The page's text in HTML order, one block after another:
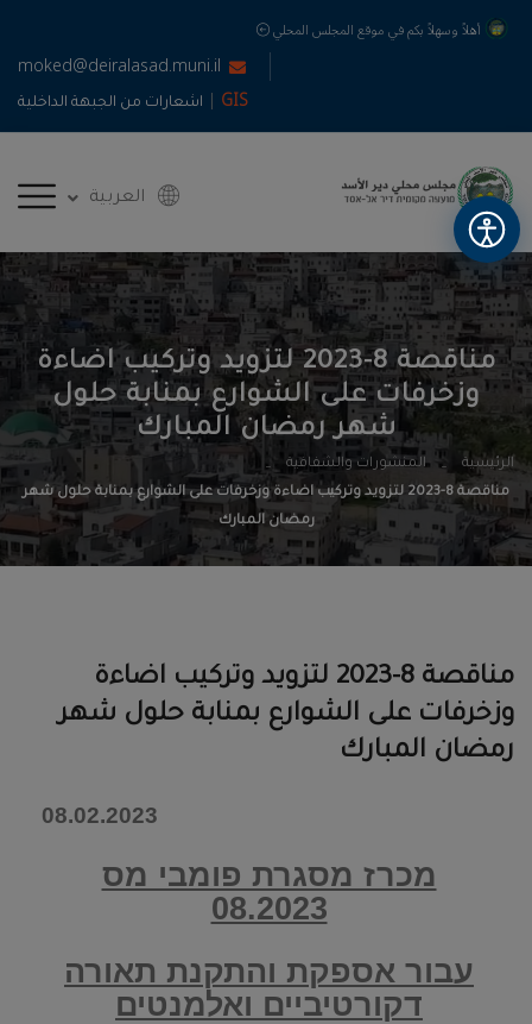
أهلاً وسهلاً بكم في موقع المجلس المحلي
moked@deiralasad.muni.il
GIS
| اشعارات من الجبهة الداخلية
العربية
مناقصة 8-2023 لتزويد وتركيب اضاءة
وزخرفات على الشوارع بمنابة حلول
شهر رمضان المبارك
الرئيسية
المنشورات والشفافية
مناقصة 8-2023 لتزويد وتركيب اضاءة وزخرفات على الشوارع بمنابة حلول شهر
رمضان المبارك
مناقصة 8-2023 لتزويد وتركيب اضاءة
وزخرفات على الشوارع بمنابة حلول شهر
رمضان المبارك
08.02.2023
מכרז מסגרת פומבי מס
08.2023
עבור אספקת והתקנת תאורה
דקורטיביים ואלמנטים